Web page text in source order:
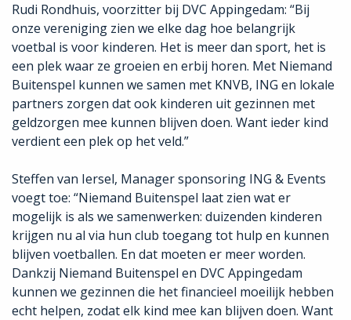
Rudi Rondhuis, voorzitter bij DVC Appingedam: “Bij
onze vereniging zien we elke dag hoe belangrijk
voetbal is voor kinderen. Het is meer dan sport, het is
een plek waar ze groeien en erbij horen. Met Niemand
Buitenspel kunnen we samen met KNVB, ING en lokale
partners zorgen dat ook kinderen uit gezinnen met
geldzorgen mee kunnen blijven doen. Want ieder kind
verdient een plek op het veld.”
Steffen van Iersel, Manager sponsoring ING & Events
voegt toe: “Niemand Buitenspel laat zien wat er
mogelijk is als we samenwerken: duizenden kinderen
krijgen nu al via hun club toegang tot hulp en kunnen
blijven voetballen. En dat moeten er meer worden.
Dankzij Niemand Buitenspel en DVC Appingedam
kunnen we gezinnen die het financieel moeilijk hebben
echt helpen, zodat elk kind mee kan blijven doen. Want